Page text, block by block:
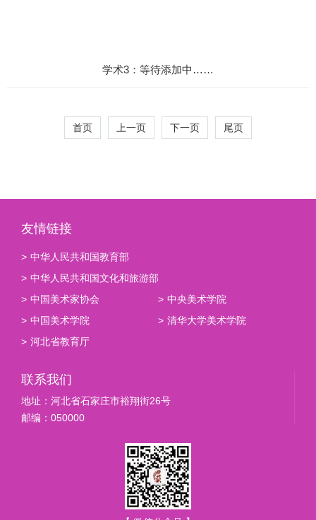
学术3：等待添加中……
首页 上一页 下一页 尾页
友情链接
> 中华人民共和国教育部
> 中华人民共和国文化和旅游部
> 中国美术家协会 > 中央美术学院
> 中国美术学院 > 清华大学美术学院
> 河北省教育厅
联系我们
地址：河北省石家庄市裕翔街26号
邮编：050000